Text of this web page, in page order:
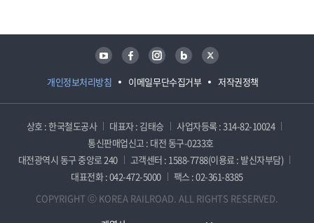
개인정보처리방침 이메일무단수집거부 저작권정책
유튜브 페이스북 인스타그램 블로그 트위터
상호 : 한국철도공사 대표자 : 김태승
사업자등록 : 314-82-10024
통신판매업신고 : 대전 동구-0233호
대전광역시 동구 중앙로 240
고객센터 : 1588-7788(이용료 : 발신자부담)
대표전화 : 042-472-5000
팩스 : 02-361-8385
COPYRIGHT ⓒ KOREA RAILROAD. ALL RIGHTS RESERVED.